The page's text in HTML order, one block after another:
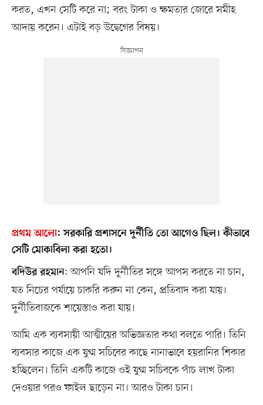
করত, এখন সেটি করে না; বরং টাকা ও ক্ষমতার জোরে সমীহ
আদায় করেন। এটাই বড় উদ্বেগের বিষয়।
প্রথম আলো:সরকারি প্রশাসনে দুর্নীতি তো আগেও ছিল। কীভাবে
সেটি মোকাবিলা করা হতো।
বদিউর রহমান: আপনি যদি দুর্নীতির সঙ্গে আপস করতে না চান,
যত নিচের পর্যায়ে চাকরি করুন না কেন, প্রতিবাদ করা যায়।
দুর্নীতিবাজকে শায়েস্তাও করা যায়।
আমি এক ব্যবসায়ী আত্মীয়ের অভিজ্ঞতার কথা বলতে পারি। তিনি
ব্যবসার কাজে এক যুগ্ম সচিবের কাছে নানাভাবে হয়রানির শিকার
হচ্ছিলেন। তিনি একটি কাজে ওই যুগ্ম সচিবকে পাঁচ লাখ টাকা
দেওয়ার পরও ফাইল ছাড়েন না। আরও টাকা চান।